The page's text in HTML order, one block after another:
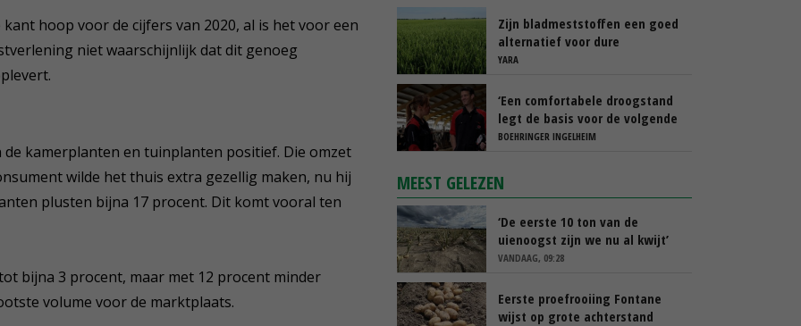
hoop voor de cijfers van 2020, al is het voor een
niet waarschijnlijk dat dit genoeg
kamerplanten en tuinplanten positief. Die omzet
wilde het thuis extra gezellig maken, nu hij
plusten bijna 17 procent. Dit komt vooral ten
bijna 3 procent, maar met 12 procent minder
volume voor de marktplaats.
Zijn bladmeststoffen een goed
alternatief voor dure
kunstmest?
YARA
‘Een comfortabele droogstand
legt de basis voor de volgende
lactatie’
BOEHRINGER INGELHEIM
MEEST GELEZEN
‘De eerste 10 ton van de
uienoogst zijn we nu al kwijt’
VANDAAG, 09:28
Eerste proefrooiing Fontane
wijst op grote achterstand